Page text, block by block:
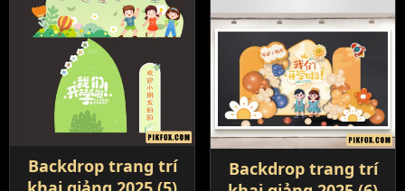
Backdrop trang trí
Backdrop trang trí